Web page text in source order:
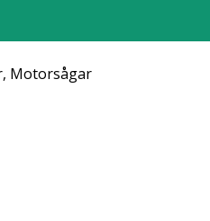
, Motorsågar